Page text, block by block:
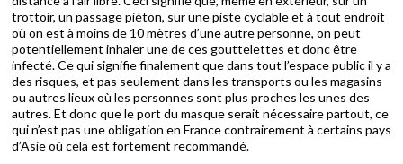
trottoir, un passage piéton, sur une piste cyclable et à tout endroit
où on est à moins de 10 mètres d’une autre personne, on peut
potentiellement inhaler une de ces gouttelettes et donc être
infecté. Ce qui signifie finalement que dans tout l’espace public il y a
des risques, et pas seulement dans les transports ou les magasins
ou autres lieux où les personnes sont plus proches les unes des
autres. Et donc que le port du masque serait nécessaire partout, ce
qui n’est pas une obligation en France contrairement à certains pays
d’Asie où cela est fortement recommandé.